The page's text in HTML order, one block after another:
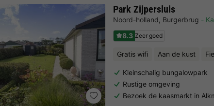
Park Zijpersluis
Noord-holland, Burgerbrug
8.3 Zeer goed
Gratis wifi Aan de kust
Kleinschalig bungalowpark
Rustige omgeving
Bezoek de kaasmarkt in